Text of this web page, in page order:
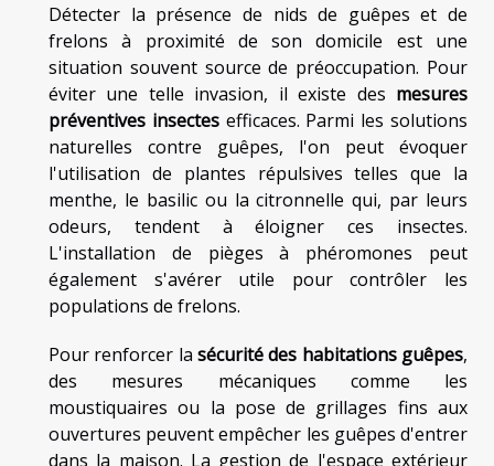
Détecter la présence de nids de guêpes et de
frelons à proximité de son domicile est une
situation souvent source de préoccupation. Pour
éviter une telle invasion, il existe des mesures
préventives insectesefficaces. Parmi les solutions
naturelles contre guêpes, l'on peut évoquer
l'utilisation de plantes répulsives telles que la
menthe, le basilic ou la citronnelle qui, par leurs
odeurs, tendent à éloigner ces insectes.
L'installation de pièges à phéromones peut
également s'avérer utile pour contrôler les
populations de frelons.
Pour renforcer la sécurité des habitations guêpes,
des mesures mécaniques comme les
moustiquaires ou la pose de grillages fins aux
ouvertures peuvent empêcher les guêpes d'entrer
dans la maison. La gestion de l'espace extérieur